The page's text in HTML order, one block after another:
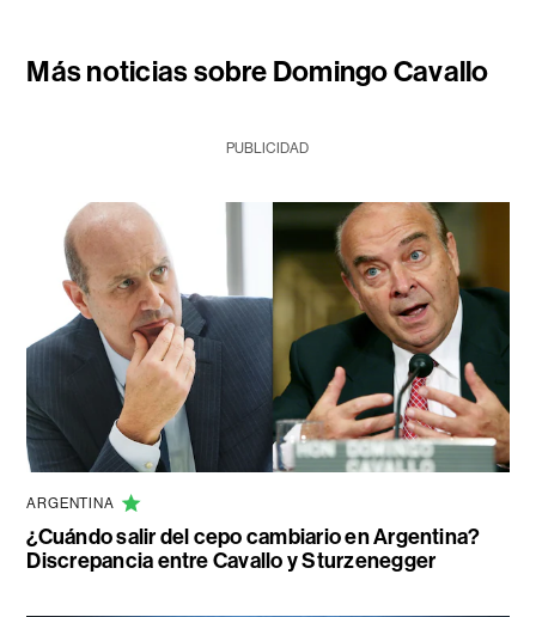
Más noticias sobre Domingo Cavallo
PUBLICIDAD
ARGENTINA
¿Cuándo salir del cepo cambiario en Argentina?
Discrepancia entre Cavallo y Sturzenegger